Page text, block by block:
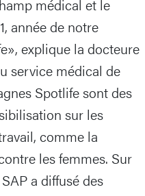
médical et le
année de notre
explique la docteure
service médical de
Spotlife sont des
sur les
comme la
les femmes. Sur
a diffusé des